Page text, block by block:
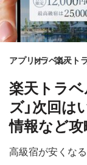
移
動
アプリオトラベル楽天ト
楽天トラベ
ズ」次回は
情報など
高級宿が安くな